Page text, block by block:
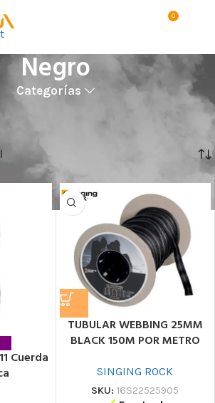
0
Negro
Categorías
resultados
Cuerda
TUBULAR WEBBING 25MM
BLACK 150M POR METRO
SINGING ROCK
SKU:16S22525905